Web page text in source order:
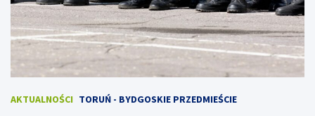
AKTUALNOŚCI TORUŃ - BYDGOSKIE PRZEDMIEŚCIE